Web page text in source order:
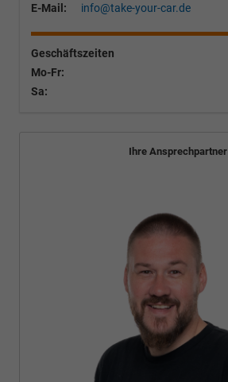
E-Mail:
info@take-your-car.de
Geschäftszeiten
Mo-Fr:
Sa:
Ihre Ansprechpartner